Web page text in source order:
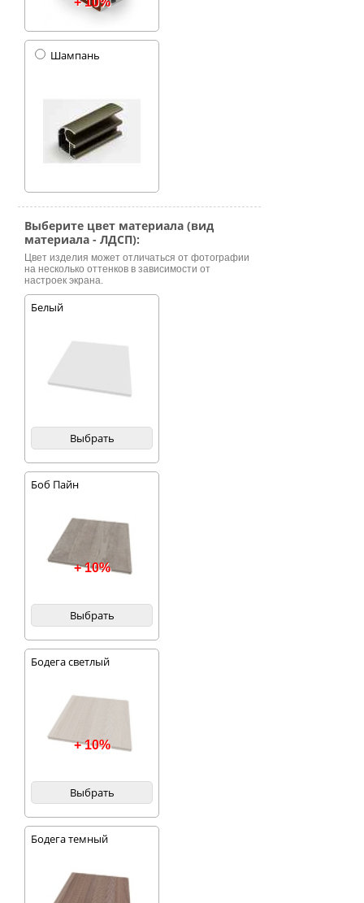
Шампань
Выберите цвет материала (вид
материала - ЛДСП):
Цвет изделия может отличаться от фотографии
на несколько оттенков в зависимости от
настроек экрана.
Белый
Выбрать
Боб Пайн
+ 10%
Выбрать
Бодега светлый
+ 10%
Выбрать
Бодега темный